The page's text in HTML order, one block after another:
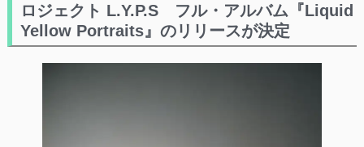
ロジェクト L.Y.P.S フル・アルバム『Liquid
Yellow Portraits』のリリースが決定